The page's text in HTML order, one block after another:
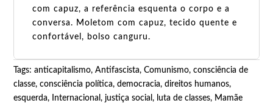
com capuz, a referência esquenta o corpo e a
conversa. Moletom com capuz, tecido quente e
confortável, bolso canguru.
Tags:anticapitalismo,Antifascista,Comunismo,consciência de
classe,consciência política,democracia,direitos humanos,
esquerda, Internacional,justiça social, luta de classes, Mamãe